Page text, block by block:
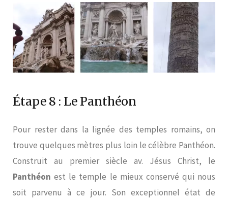
Étape 8 : Le Panthéon
Pour rester dans la lignée des temples romains, on
trouve quelques mètres plus loin le célèbre Panthéon.
Construit au premier siècle av. Jésus Christ, le
Panthéon est le temple le mieux conservé qui nous
soit parvenu à ce jour. Son exceptionnel état de